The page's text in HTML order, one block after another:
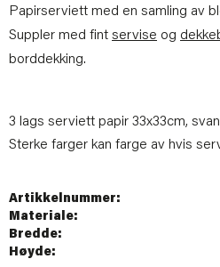
Papirserviett med en samling av
Suppler med fint servise og
borddekking.
3 lags serviett papir 33x33cm,
Sterke farger kan farge av hvis
Artikkelnummer:
Materiale:
Bredde:
Høyde: